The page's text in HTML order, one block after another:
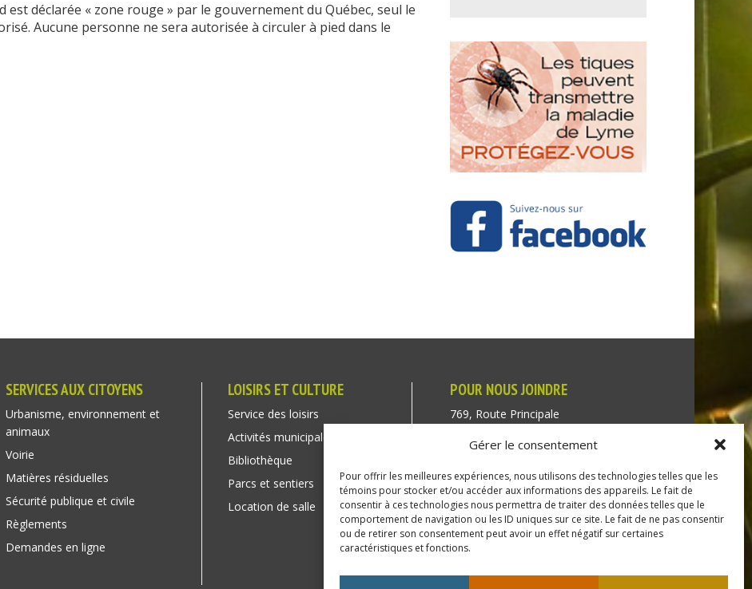
Gérer le consentement
Pour offrir les meilleures expériences, nous utilisons des technologies telles que les
témoins pour stocker et/ou accéder aux informations des appareils. Le fait de
consentir à ces technologies nous permettra de traiter des données telles que le
comportement de navigation ou les ID uniques sur ce site. Le fait de ne pas consentir
ou de retirer son consentement peut avoir un effet négatif sur certaines
caractéristiques et fonctions.
est déclarée « zone rouge » par le gouvernement du Québec, seul le
Aucune personne ne sera autorisée à circuler à pied dans le
SERVICES AUX CITOYENS
Urbanisme, environnement et
animaux
Voirie
Matières résiduelles
Sécurité publique et civile
Règlements
Demandes en ligne
LOISIRS ET CULTURE
Service des loisirs
Activités municipales
Bibliothèque
Parcs et sentiers
Location de salle
POUR NOUS JOINDRE
769, Route Principale
Québec J0P 1P1
Téléphone : (450) 451-5203
Direction générale :
dir@tressaintredempteur.ca
Administration générale :
recep@tressaintredempteur.ca